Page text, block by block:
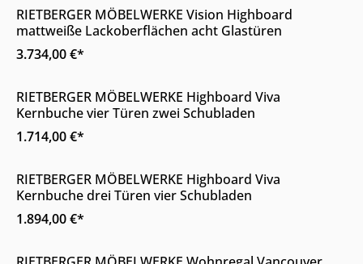
RIETBERGER MÖBELWERKE Vision Highboard
mattweiße Lackoberflächen acht Glastüren
3.734,00 €*
Online & im Möbelhaus erhältlich
RIETBERGER MÖBELWERKE Highboard Viva
Kernbuche vier Türen zwei Schubladen
1.714,00 €*
Online & im Möbelhaus erhältlich
RIETBERGER MÖBELWERKE Highboard Viva
Kernbuche drei Türen vier Schubladen
1.894,00 €*
Online & im Möbelhaus erhältlich